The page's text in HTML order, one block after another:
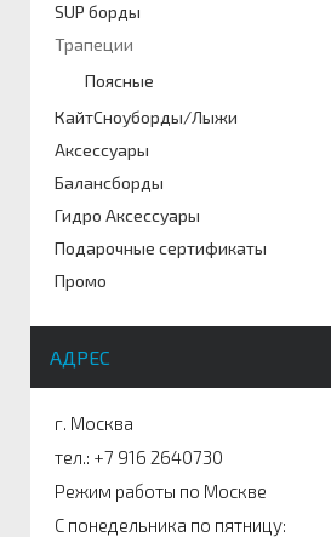
SUP борды
Трапеции
Поясные
КайтСноуборды/Лыжи
Аксессуары
Балансборды
Гидро Аксессуары
Подарочные сертификаты
Промо
АДРЕС
г. Москва
тел.: +7 916 2640730
Режим работы по Москве
С понедельника по пятницу: